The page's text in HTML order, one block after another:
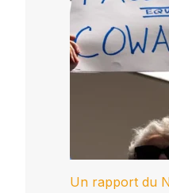
Un rapport du